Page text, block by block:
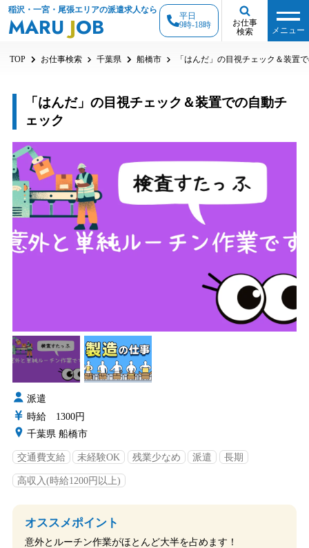
稲沢・一宮・尾張エリアの派遣求人なら
MARU JOB
平日
9時-18時
お仕事
検索
メニュー
TOP お仕事検索 千葉県 船橋市 「はんだ」の目視チェック＆装置
「はんだ」の目視チェック＆装置での自動チ
ェック
派遣
時給 1300円
千葉県 船橋市
交通費支給 未経験OK 残業少なめ 派遣 長期
高収入(時給1200円以上)
オススメポイント
意外とルーチン作業がほとんど大半を占めます！